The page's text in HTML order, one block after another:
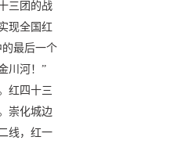
三团的战
现全国红
最后一个
川河！”
红四十三
崇化城边
线，红一